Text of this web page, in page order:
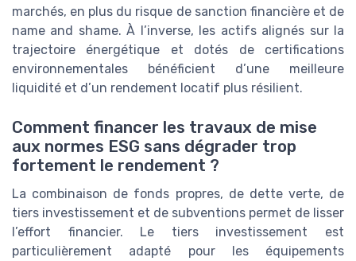
marchés, en plus du risque de sanction financière et de
name and shame. À l’inverse, les actifs alignés sur la
trajectoire énergétique et dotés de certifications
environnementales bénéficient d’une meilleure
liquidité et d’un rendement locatif plus résilient.
Comment financer les travaux de mise
aux normes ESG sans dégrader trop
fortement le rendement ?
La combinaison de fonds propres, de dette verte, de
tiers investissement et de subventions permet de lisser
l’effort financier. Le tiers investissement est
particulièrement adapté pour les équipements